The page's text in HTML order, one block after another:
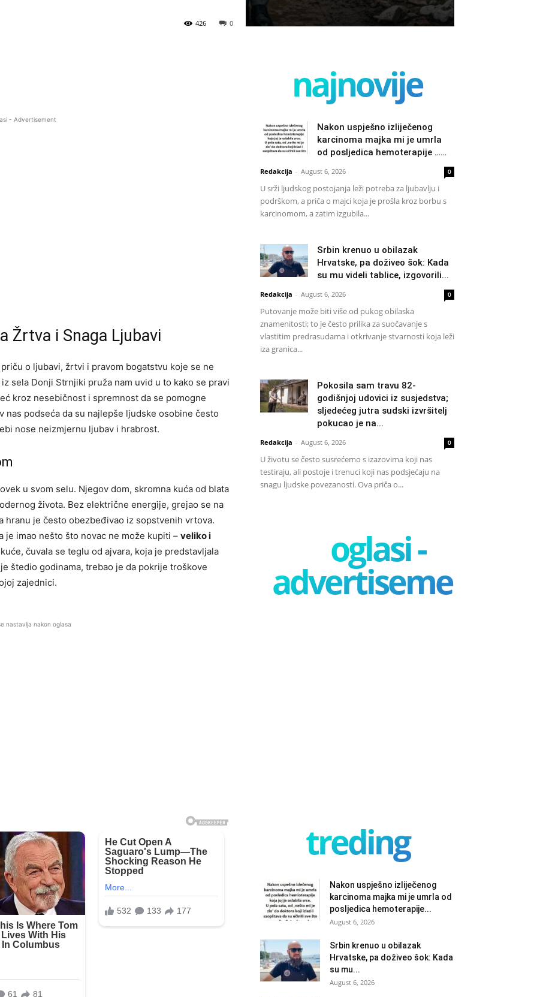
0
426
- Advertisement
Žrtva i Snaga Ljubavi
o ljubavi, žrtvi i pravom bogatstvu koje se ne
sela Donji Strnjiki pruža nam uvid u to kako se pravi
kroz nesebičnost i spremnost da se pomogne
nas podseća da su najlepše ljudske osobine često
nose neizmjernu ljubav i hrabrost.
u svom selu. Njegov dom, skromna kuća od blata
života. Bez električne energije, grejao se na
hranu je često obezbeđivao iz sopstvenih vrtova.
je imao nešto što novac ne može kupiti – veliko i
čuvala se teglu od ajvara, koja je predstavljala
štedio godinama, trebao je da pokrije troškove
zajednici.
nastavlja nakon oglasa
najnovije
Nakon uspješno izliječenog
karcinoma majka mi je umrla
od posljedica hemoterapije ……
Redakcija - August 6, 2026 0
U srži ljudskog postojanja leži potreba za ljubavlju i
podrškom, a priča o majci koja je prošla kroz borbu s
karcinomom, a zatim izgubila...
Srbin krenuo u obilazak
Hrvatske, pa doživeo šok: Kada
su mu videli tablice, izgovorili...
Redakcija - August 6, 2026 0
Putovanje može biti više od pukog obilaska
znamenitosti; to je često prilika za suočavanje s
vlastitim predrasudama i otkrivanje stvarnosti koja leži
iza granica...
Pokosila sam travu 82-
godišnjoj udovici iz susjedstva;
sljedećeg jutra sudski izvršitelj
pokucao je na...
Redakcija - August 6, 2026 0
U životu se često susrećemo s izazovima koji nas
testiraju, ali postoje i trenuci koji nas podsjećaju na
snagu ljudske povezanosti. Ova priča o...
oglasi -
advertisement
treding
Nakon uspješno izliječenog
karcinoma majka mi je umrla od
posljedica hemoterapije...
August 6, 2026
Srbin krenuo u obilazak
Hrvatske, pa doživeo šok: Kada
su mu...
August 6, 2026